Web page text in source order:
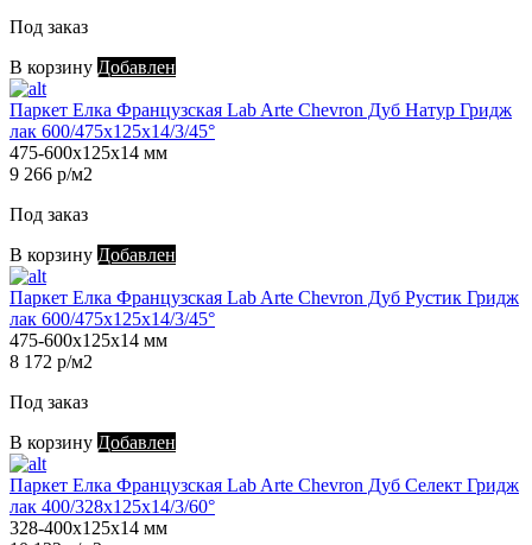
Под заказ
В корзину Добавлен
Паркет Елка Французская Lab Arte Chevron Дуб Натур Гридж
лак 600/475х125х14/3/45°
475-600х125х14 мм
9 266 р/м2
Под заказ
В корзину Добавлен
Паркет Елка Французская Lab Arte Chevron Дуб Рустик Гридж
лак 600/475х125х14/3/45°
475-600х125х14 мм
8 172 р/м2
Под заказ
В корзину Добавлен
Паркет Елка Французская Lab Arte Chevron Дуб Селект Гридж
лак 400/328х125х14/3/60°
328-400х125х14 мм